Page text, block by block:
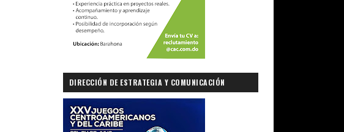
DIRECCIÓN DE ESTRATEGIA Y COMUNICACIÓN
GUBERNAMENTAL